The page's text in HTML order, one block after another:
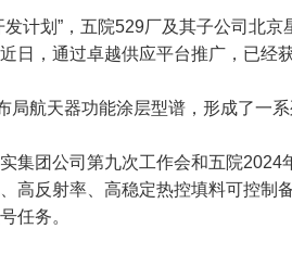
发计划”，五院529厂及其子公司北
日，通过卓越供应平台推广，已经
局航天器功能涂层型谱，形成了一
集团公司第九次工作会和五院
高反射率、高稳定热控填料可控
任务。